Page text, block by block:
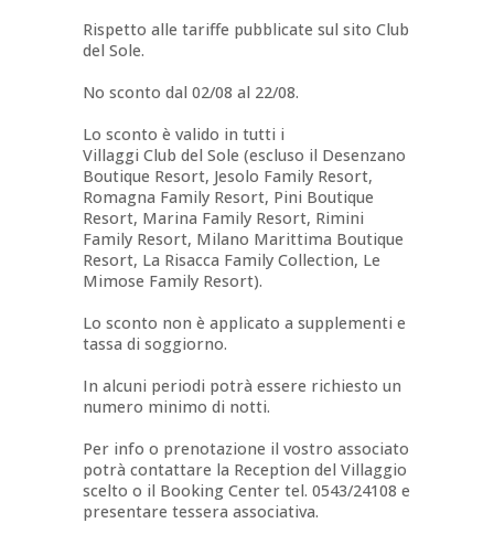
Rispetto alle tariffe pubblicate sul sito Club
del Sole.
No sconto dal 02/08 al 22/08.
Lo sconto è valido in tutti i
Villaggi Club del Sole (escluso il Desenzano
Boutique Resort, Jesolo Family Resort,
Romagna Family Resort, Pini Boutique
Resort, Marina Family Resort, Rimini
Family Resort, Milano Marittima Boutique
Resort, La Risacca Family Collection, Le
Mimose Family Resort).
Lo sconto non è applicato a supplementi e
tassa di soggiorno.
In alcuni periodi potrà essere richiesto un
numero minimo di notti.
Per info o prenotazione il vostro associato
potrà contattare la Reception del Villaggio
scelto o il Booking Center tel. 0543/24108 e
presentare tessera associativa.